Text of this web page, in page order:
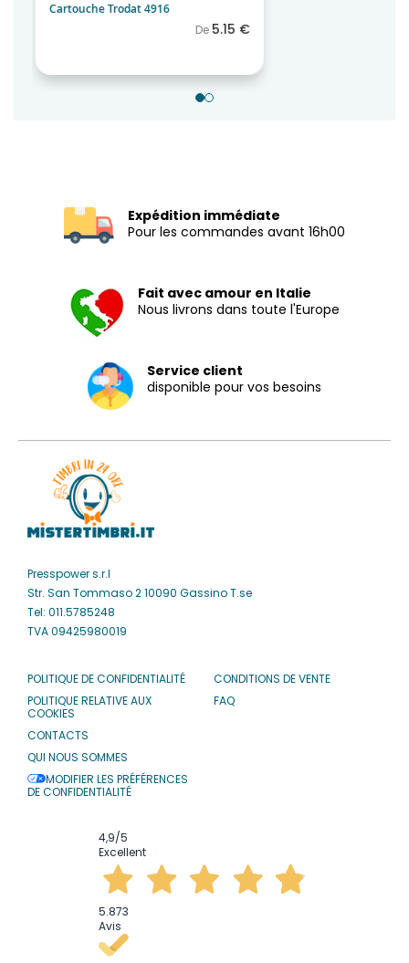
Caoutchouc 70x10mm
Expédition immédiate
Pour les commandes avant 16h00
Fait avec amour en Italie
Nous livrons dans toute l'Europe
Service client
disponible pour vos besoins
Presspower s.r.l
Str. San Tommaso 2 10090 Gassino T.se
Tel: 011.5785248
TVA 09425980019
POLITIQUE DE CONFIDENTIALITÉ
POLITIQUE RELATIVE AUX
COOKIES
CONTACTS
QUI NOUS SOMMES
MODIFIER LES PRÉFÉRENCES
DE CONFIDENTIALITÉ
CONDITIONS DE VENTE
FAQ
4,9/5
Excellent
5.873
Avis